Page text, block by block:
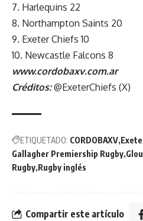
7. Harlequins 22
8. Northampton Saints 20
9. Exeter Chiefs 10
10. Newcastle Falcons 8
www.cordobaxv.com.ar
Créditos:@ExeterChiefs (X)
ETIQUETADO: CORDOBAXV
Gallagher Premiership Rugby
Rugby Rugby inglés
Compartir este artículo